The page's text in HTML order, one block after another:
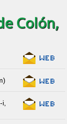
Colón,